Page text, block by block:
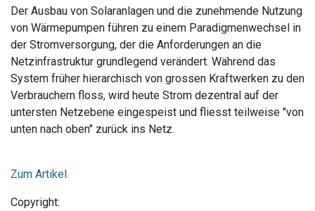
Der Ausbau von Solaranlagen und die zunehmende Nutzung
von Wärmepumpen führen zu einem Paradigmenwechsel in
der Stromversorgung, der die Anforderungen an die
Netzinfrastruktur grundlegend verändert. Während das
System früher hierarchisch von grossen Kraftwerken zu den
Verbrauchern floss, wird heute Strom dezentral auf der
untersten Netzebene eingespeist und fliesst teilweise "von
unten nach oben" zurück ins Netz.
Zum Artikel.
Copyright: